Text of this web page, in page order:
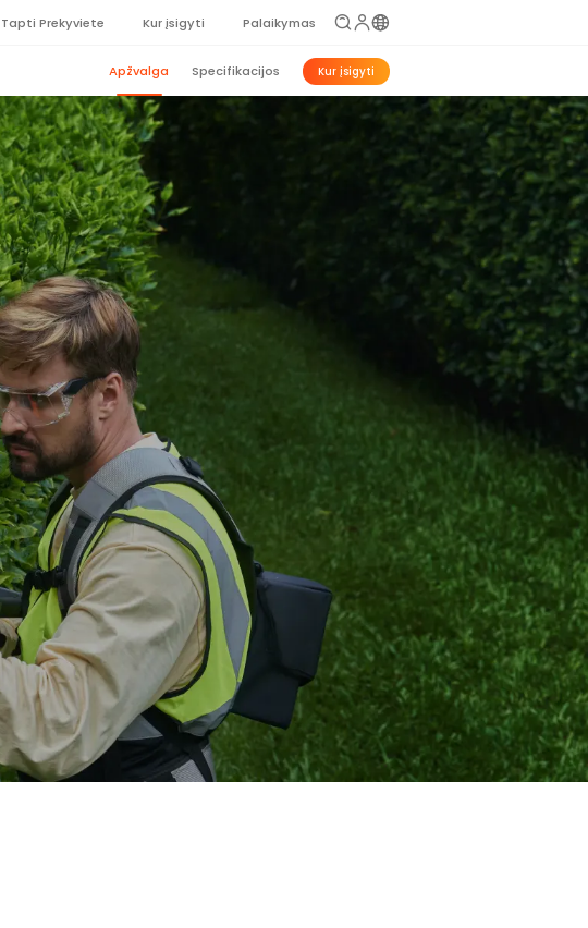
Tapti Prekyviete Kur įsigyti Palaikymas
Apžvalga Specifikacijos Kur įsigyti